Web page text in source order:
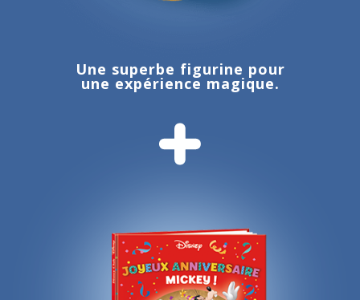
Une superbe figurine pour
une expérience magique.